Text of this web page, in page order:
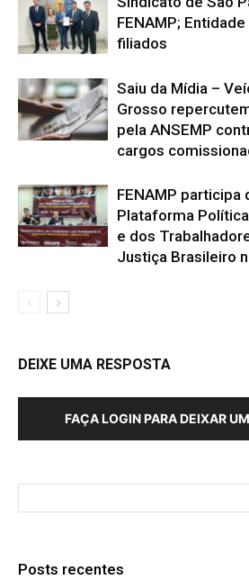
FENAMP;
filiados
Saiu da Mídia –
Grosso
pela ANSEMP
cargos
FENAMP participa
Plataforma
e dos
Justiça Brasileiro
DEIXE UMA RESPOSTA
FAÇA LOGIN PARA DEIXAR
Posts recentes